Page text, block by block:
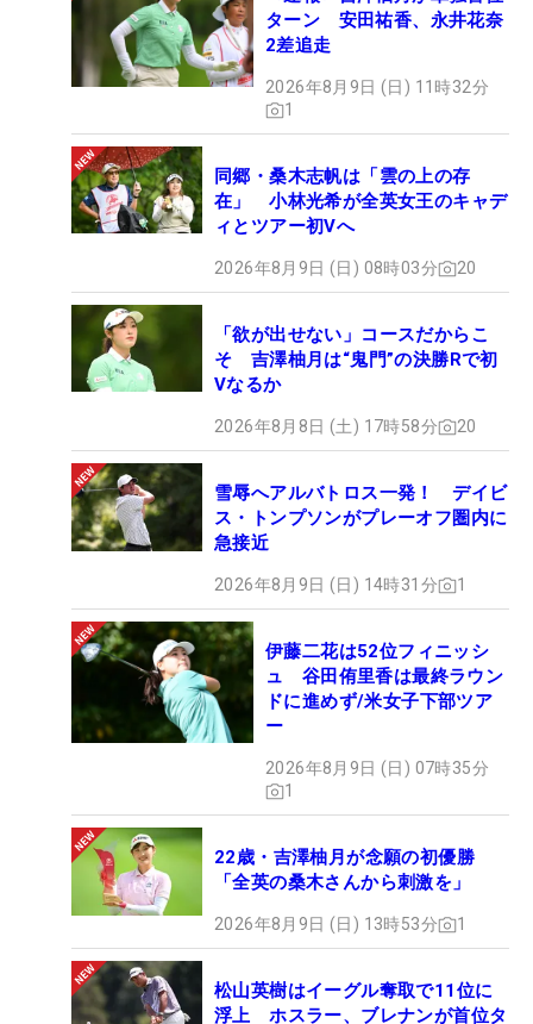
は韓国の14歳のアマチュア、ソア・キムが単独首位
に立ったが、プロの威信にかけていつまでも後塵を
拝するわけにはいかない。（文・臼杵孝志）
ターン 安田祐香、永井花奈
2差追走
2026年8月9日 (日) 11時32分
1
同郷・桑木志帆は「雲の上の存
在」 小林光希が全英女王のキャデ
ィとツアー初Vへ
2026年8月9日 (日) 08時03分 20
「欲が出せない」コースだからこ
そ 吉澤柚月は“鬼門”の決勝Rで初
Vなるか
2026年8月8日 (土) 17時58分 20
雪辱へアルバトロス一発！ デイビ
ス・トンプソンがプレーオフ圏内に
急接近
2026年8月9日 (日) 14時31分 1
伊藤二花は52位フィニッシ
ュ 谷田侑里香は最終ラウン
ドに進めず/米女子下部ツア
ー
2026年8月9日 (日) 07時35分
1
22歳・吉澤柚月が念願の初優勝
「全英の桑木さんから刺激を」
2026年8月9日 (日) 13時53分 1
松山英樹はイーグル奪取で11位に
浮上 ホスラー、ブレナンが首位タ